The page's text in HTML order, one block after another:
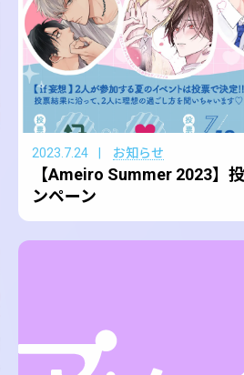
2023.7.24 お知らせ
【Ameiro Summer 2023】
ンペーン